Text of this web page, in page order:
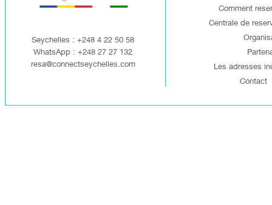
Seychelles : +248 4 22 50 58
WhatsApp : +248 27 27 132
resa@connectseychelles.com
Comment
Centrale de
Les adresses
Contact